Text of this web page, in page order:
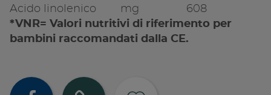
Acido linolenico mg
608
*VNR= Valori nutritivi di riferimento per
bambini raccomandati dalla CE.